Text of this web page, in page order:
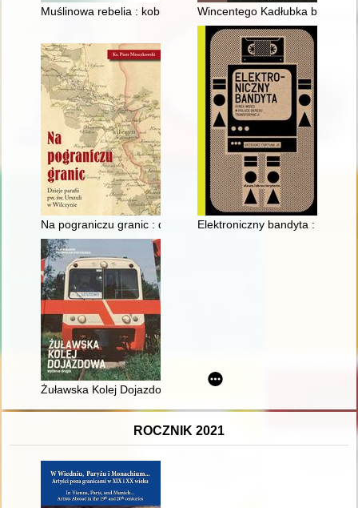
Muślinowa rebelia : kobiecy libertynizm erudycyjny
Wincentego Kadłubka
Na pograniczu granic : dzieje parafii pw. św. Urszuli w
Elektroniczny bandyta : rynek
Żuławska Kolej Dojazdowa
ROCZNIK 2021